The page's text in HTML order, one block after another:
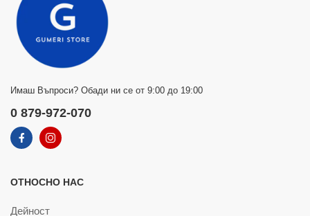
Имаш Въпроси? Обади ни се от 9:00 до 19:00
0 879-972-070
ОТНОСНО НАС
Дейност